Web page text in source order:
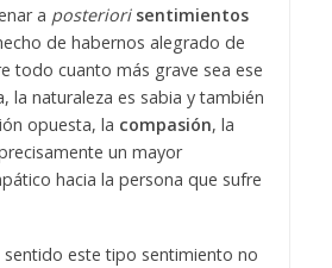
a posteriori sentimientos
de habernos alegrado de
todo cuanto más grave sea ese
la naturaleza es sabia y también
opuesta, la compasión, la
un mayor
hacia la persona que sufre
sentido este tipo sentimiento no